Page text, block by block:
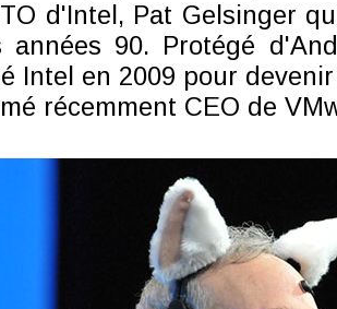
d'Intel, Pat Gelsinger
années 90. Protégé
Intel en 2009 pour
récemment CEO de